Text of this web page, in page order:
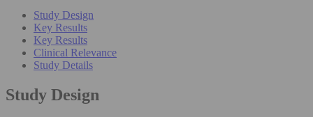
Study Design
Key Results
Key Results
Clinical Relevance
Study Details
Study Design